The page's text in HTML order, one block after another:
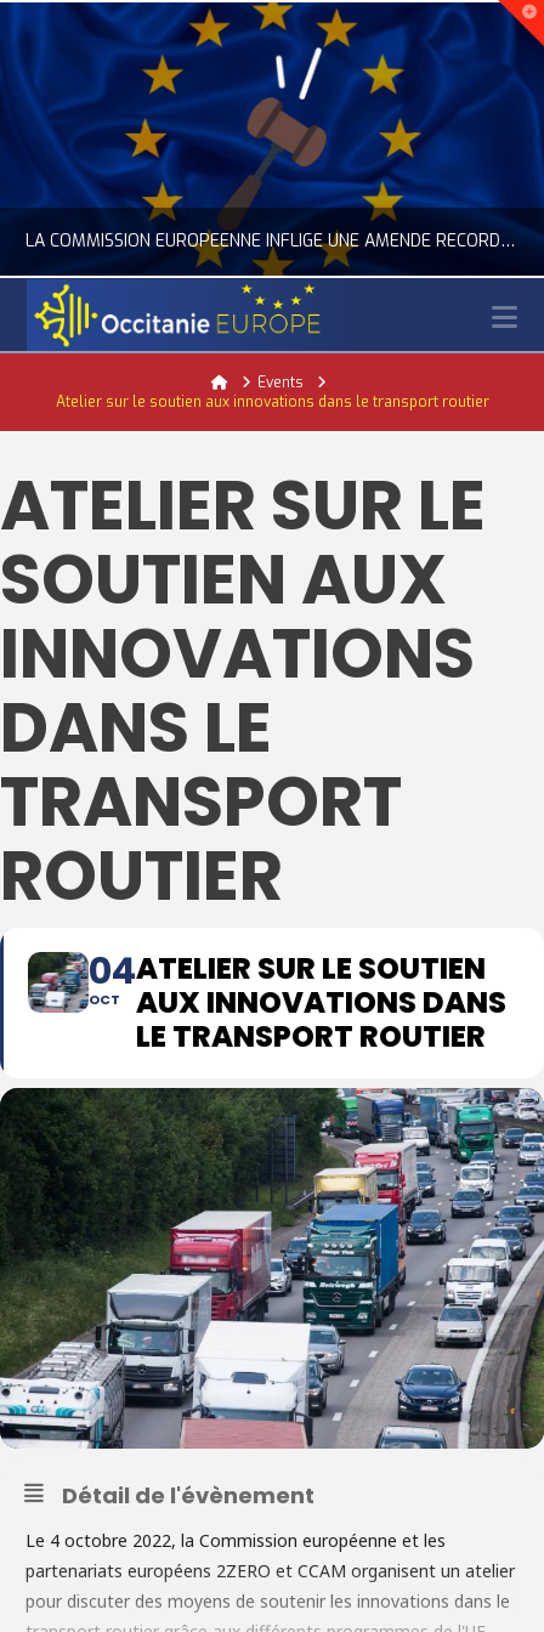
LA COMMISSION EUROPÉENNE INFLIGE UNE AMENDE RECORD À GOOGLE
ACTUALITÉ DE L'UNION EUROPÉENNE, ACTUALITÉ DE LA REPRÉSENTATION D’OCCITANIE EUROPE, NUMÉRIQUE- DIGITAL
HomeEvents
Atelier sur le soutien aux innovations dans le transport routier
ATELIER SUR LE
SOUTIEN AUX
INNOVATIONS
DANS LE
TRANSPORT
ROUTIER
04
OCT
ATELIER SUR LE SOUTIEN
AUX INNOVATIONS DANS
LE TRANSPORT ROUTIER
Détail de l'évènement
Le 4 octobre 2022, la Commission européenne et les
partenariats européens 2ZERO et CCAM organisent un atelier
pour discuter des moyens de soutenir les innovations dans le